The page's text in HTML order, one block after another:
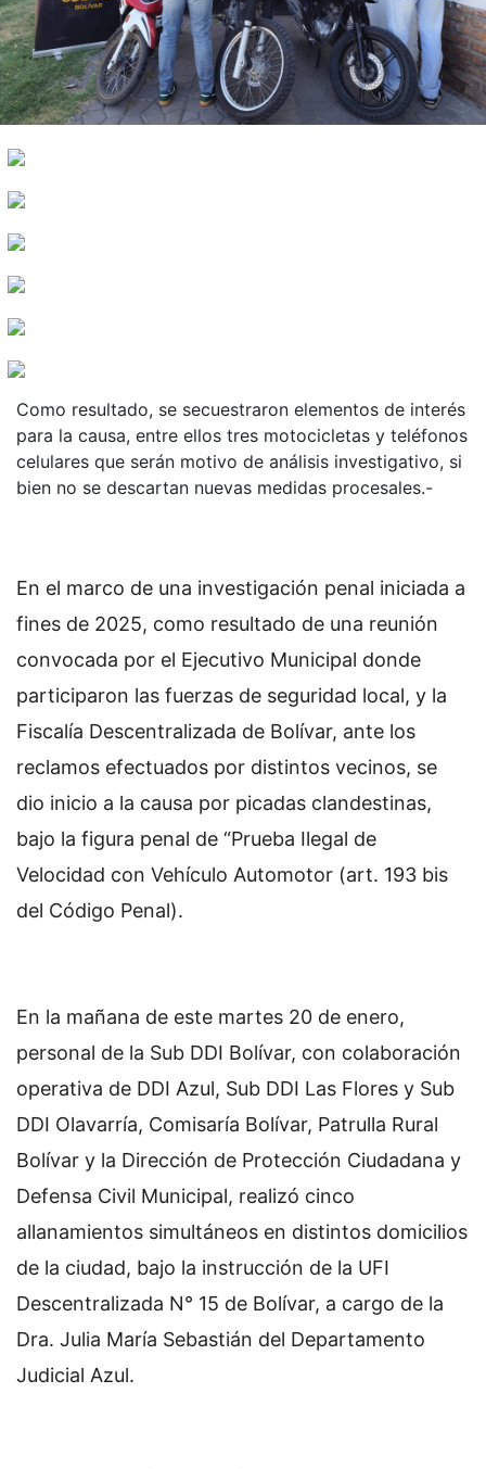
Como resultado, se secuestraron elementos de interés
para la causa, entre ellos tres motocicletas y teléfonos
celulares que serán motivo de análisis investigativo, si
bien no se descartan nuevas medidas procesales.-
En el marco de una investigación penal iniciada a
fines de 2025, como resultado de una reunión
convocada por el Ejecutivo Municipal donde
participaron las fuerzas de seguridad local, y la
Fiscalía Descentralizada de Bolívar, ante los
reclamos efectuados por distintos vecinos, se
dio inicio a la causa por picadas clandestinas,
bajo la figura penal de “Prueba Ilegal de
Velocidad con Vehículo Automotor (art. 193 bis
del Código Penal).
En la mañana de este martes 20 de enero,
personal de la Sub DDI Bolívar, con colaboración
operativa de DDI Azul, Sub DDI Las Flores y Sub
DDI Olavarría, Comisaría Bolívar, Patrulla Rural
Bolívar y la Dirección de Protección Ciudadana y
Defensa Civil Municipal, realizó cinco
allanamientos simultáneos en distintos domicilios
de la ciudad, bajo la instrucción de la UFI
Descentralizada N° 15 de Bolívar, a cargo de la
Dra. Julia María Sebastián del Departamento
Judicial Azul.